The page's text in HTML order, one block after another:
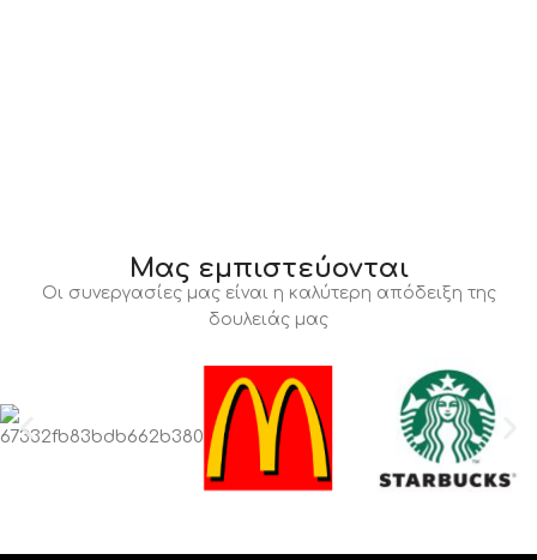
Μας εμπιστεύονται
Οι συνεργασίες μας είναι η καλύτερη απόδειξη της
δουλειάς μας